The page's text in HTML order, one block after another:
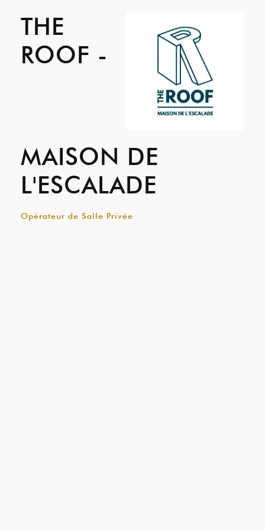
THE
ROOF -
MAISON DE
L'ESCALADE
Opérateur de Salle Privée